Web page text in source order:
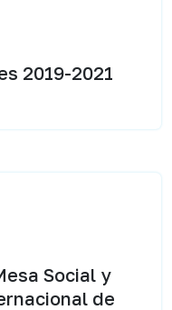
2019-2021
Social y
de